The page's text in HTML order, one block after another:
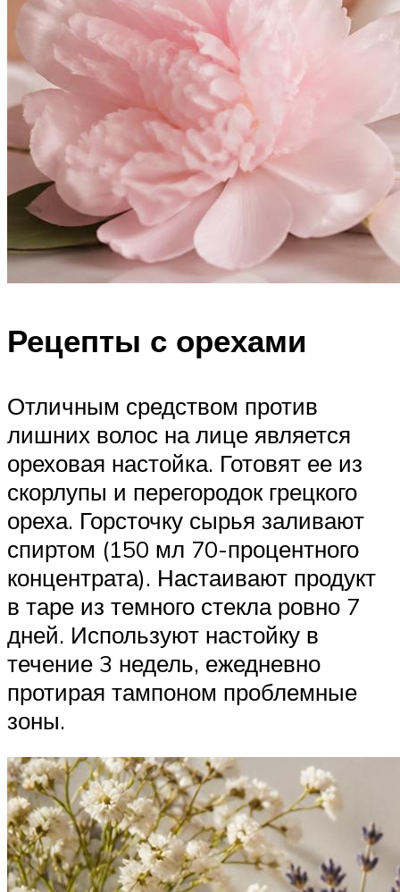
Рецепты с орехами
Отличным средством против
лишних волос на лице является
ореховая настойка. Готовят ее из
скорлупы и перегородок грецкого
ореха. Горсточку сырья заливают
спиртом (150 мл 70-процентного
концентрата). Настаивают продукт
в таре из темного стекла ровно 7
дней. Используют настойку в
течение 3 недель, ежедневно
протирая тампоном проблемные
зоны.